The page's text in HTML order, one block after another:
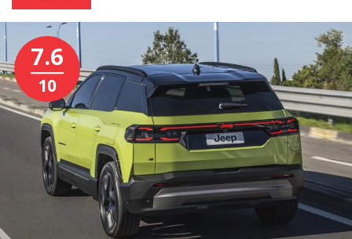
7.6
10